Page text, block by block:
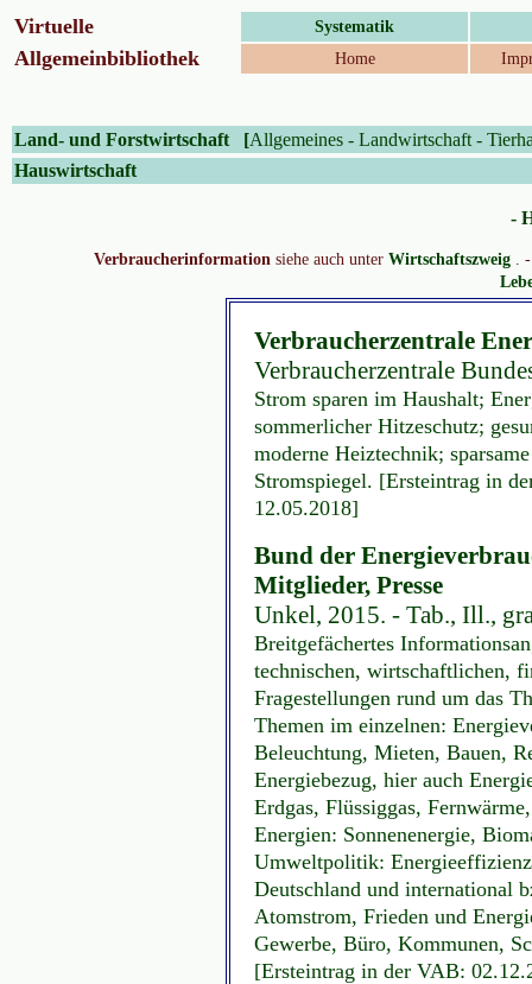
Virtuelle Systematik
Allgemeinbibliothek Home
Land- und Forstwirtschaft [Allgemeines - Landwirtschaft -
Hauswirtschaft
-
Verbraucherinformation siehe auch unter Wirtschaftszweig .
Verbraucherzentrale
Verbraucherzentrale
Strom sparen im Haushalt;
sommerlicher Hitzeschutz;
moderne Heiztechnik;
Stromspiegel. [Ersteintrag in
12.05.2018]
Bund der
Mitglieder, Presse
Unkel, 2015. - Tab., Ill.,
Breitgefächertes
technischen, wirtschaftlichen,
Fragestellungen rund um das
Themen im einzelnen:
Beleuchtung, Mieten, Bauen,
Energiebezug, hier auch
Erdgas, Flüssiggas,
Energien: Sonnenenergie,
Umweltpolitik:
Deutschland und international
Atomstrom, Frieden und
Gewerbe, Büro, Kommunen,
[Ersteintrag in der VAB: